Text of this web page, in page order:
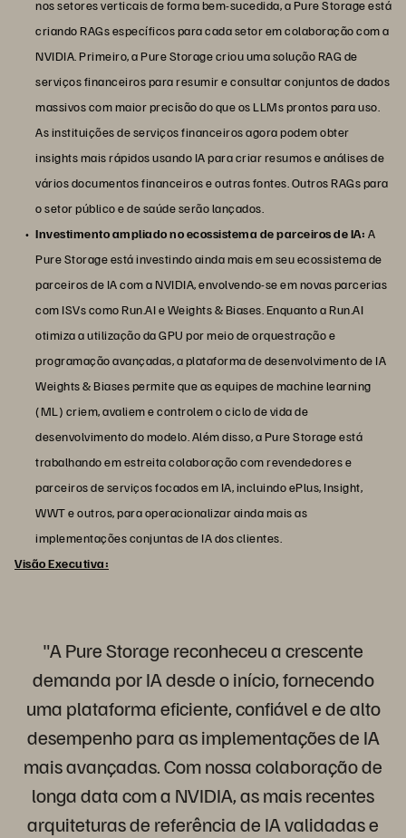
nos setores verticais de forma bem-sucedida, a Pure Storage está
criando RAGs específicos para cada setor em colaboração com a
NVIDIA. Primeiro, a Pure Storage criou uma solução RAG de
serviços financeiros para resumir e consultar conjuntos de dados
massivos com maior precisão do que os LLMs prontos para uso.
As instituições de serviços financeiros agora podem obter
insights mais rápidos usando IA para criar resumos e análises de
vários documentos financeiros e outras fontes. Outros RAGs para
o setor público e de saúde serão lançados.
Investimento ampliado no ecossistema de parceiros de IA: A
Pure Storage está investindo ainda mais em seu ecossistema de
parceiros de IA com a NVIDIA, envolvendo-se em novas parcerias
com ISVs como Run.AI e Weights & Biases. Enquanto a Run.AI
otimiza a utilização da GPU por meio de orquestração e
programação avançadas, a plataforma de desenvolvimento de IA
Weights & Biases permite que as equipes de machine learning
(ML) criem, avaliem e controlem o ciclo de vida de
desenvolvimento do modelo. Além disso, a Pure Storage está
trabalhando em estreita colaboração com revendedores e
parceiros de serviços focados em IA, incluindo ePlus, Insight,
WWT e outros, para operacionalizar ainda mais as
implementações conjuntas de IA dos clientes.
Visão Executiva:
"A Pure Storage reconheceu a crescente
demanda por IA desde o início, fornecendo
uma plataforma eficiente, confiável e de alto
desempenho para as implementações de IA
mais avançadas. Com nossa colaboração de
longa data com a NVIDIA, as mais recentes
arquiteturas de referência de IA validadas e